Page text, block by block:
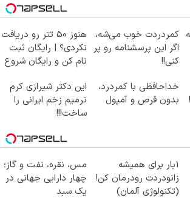
کمردردت خوب می‌شه،
اگر این پرسشنامه رو پر
کنی!!
هنوز 50 تتر رو دریافت
نکردی؟ | رایگان ثبت
نام کن و رایگان شروع
خداحافظی با کمردرد،
بدون قرص و آمپول
این دکتر شیرازی کرم
ترمیم زخم ایرانی را
ساخت!!!
1بار برای همیشه
زانودردت رودرمان کن!
(تکنولوژی آلمان)
مس، نقره، نفت و گاز؛
چهار دارایی جهانی در
یک سبد